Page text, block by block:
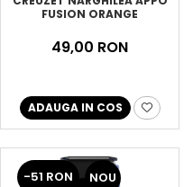
FUSION ORANGE
49,00 RON
ADAUGA IN COS
-51 RON NOU